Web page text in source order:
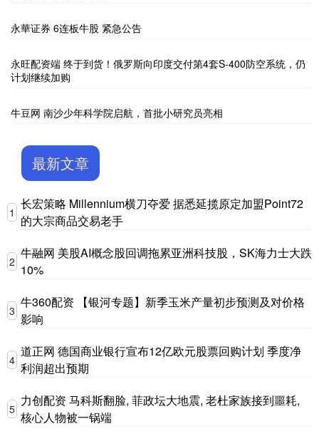
永華证券 6连板牛股 紧急公告
永旺配资端 终于到货！俄罗斯向印度交付第4套S-400防空系统，仍
计划继续加购
牛豆网 南沙少年科学院启航，首批小研究员亮相
最新文章
1
长宏策略 Millennium横刀夺爱 据悉延揽原定加盟Point72
的大宗商品交易老手
2
牛融网 美股AI概念股回调拖累亚洲科技股，SK海力士大跌
10%
3
牛360配资 【银河专题】新季玉米产量初步预测及对价格
影响
4
道正网 德国商业银行宣布12亿欧元股票回购计划 季度净
利润超出预期
5
力创配资 马科斯翻脸, 菲政坛大地震, 老杜家族接到噩耗,
核心人物被一锅端